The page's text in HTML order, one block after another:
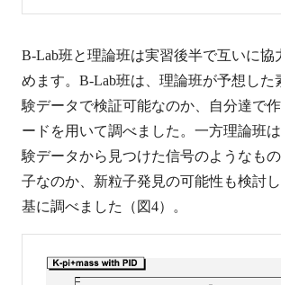
B-Lab班と理論班は実習後半で互いに協
めます。B-Lab班は、理論班が予想した
験データで検証可能なのか、自分達で
ードを用いて調べました。一方理論班
験データから見つけた信号のようなも
子なのか、新粒子発見の可能性も検討
基に調べました（図4）。